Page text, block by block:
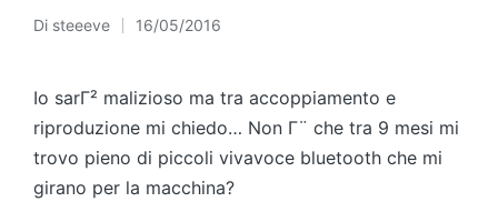
Pubblicato
Di steeeve 16/05/2016
Io sarΓ² malizioso ma tra accoppiamento e
riproduzione mi chiedo… Non Γ¨ che tra 9 mesi mi
trovo pieno di piccoli vivavoce bluetooth che mi
girano per la macchina?